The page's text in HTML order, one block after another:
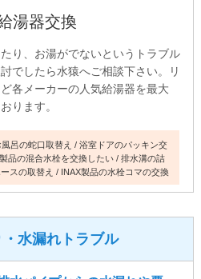
湯器交換
り、お湯がでないというトラブル
でしたら水猿へご相談下さい。リ
各メーカーの人気給湯器を最大
ります。
風呂の蛇口取替え
浴室ドアのパッキン交
品の混合水栓を交換したい
排水溝の詰
スの取替え INAX製品の水栓コマの交換
水漏れトラブル